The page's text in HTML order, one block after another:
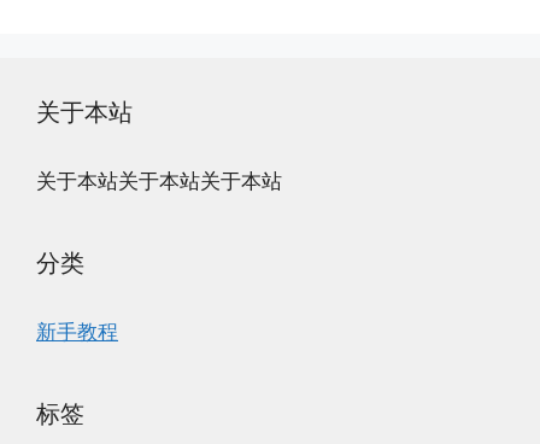
关于本站
关于本站关于本站关于本站
分类
新手教程
标签